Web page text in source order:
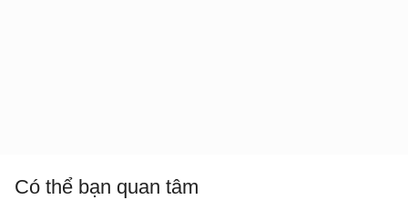
Có thể bạn quan tâm